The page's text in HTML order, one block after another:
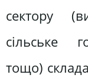
сектору
сільське
тощо)